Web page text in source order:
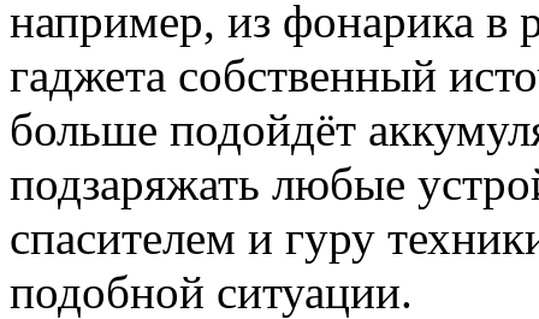
например, из фонарика в
гаджета собственный
больше подойдёт
подзаряжать любые
спасителем и гуру
подобной ситуации.